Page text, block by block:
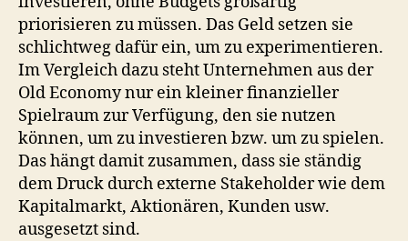
priorisieren zu müssen. Das Geld setzen sie
schlichtweg dafür ein, um zu experimentieren.
Im Vergleich dazu steht Unternehmen aus der
Old Economy nur ein kleiner finanzieller
Spielraum zur Verfügung, den sie nutzen
können, um zu investieren bzw. um zu spielen.
Das hängt damit zusammen, dass sie ständig
dem Druck durch externe Stakeholder wie dem
Kapitalmarkt, Aktionären, Kunden usw.
ausgesetzt sind.